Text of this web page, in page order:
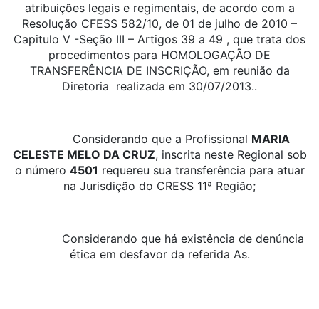
atribuições legais e regimentais, de acordo com a
Resolução CFESS 582/10, de 01 de julho de 2010 –
Capitulo V -Seção III – Artigos 39 a 49 , que trata dos
procedimentos para HOMOLOGAÇÃO DE
TRANSFERÊNCIA DE INSCRIÇÃO, em reunião da
Diretoria realizada em 30/07/2013..
Considerando que a Profissional MARIA
CELESTE MELO DA CRUZ, inscrita neste Regional sob
o número 4501 requereu sua transferência para atuar
na Jurisdição do CRESS 11ª Região;
Considerando que há existência de denúncia
ética em desfavor da referida As.